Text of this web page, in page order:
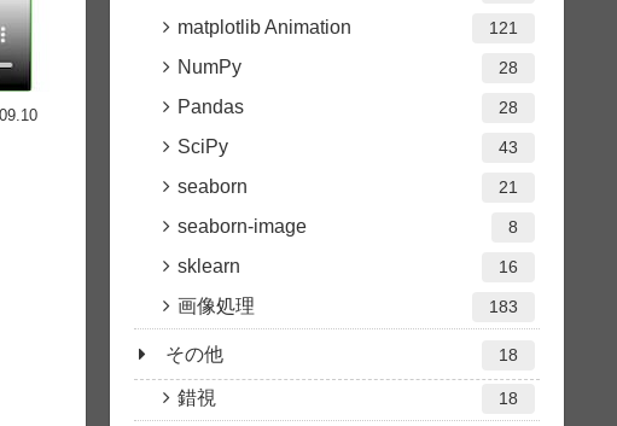
matplotlib Animation 121
NumPy 28
Pandas 28
SciPy 43
seaborn 21
seaborn-image 8
sklearn 16
画像処理 183
その他 18
錯視 18